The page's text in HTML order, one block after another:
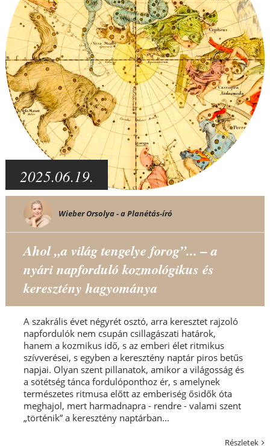
2025.06.19.
Wieber Orsolya - a Planétás-író
Ahol „a világ tengelye forog”... – a
nyári napforduló kozmológikus és
keresztény hagyománya
A szakrális évet négyrét osztó, arra keresztet rajzoló
napfordulók nem csupán csillagászati határok,
hanem a kozmikus idő, s az emberi élet ritmikus
szívverései, s egyben a keresztény naptár piros betűs
napjai. Olyan szent pillanatok, amikor a világosság és
a sötétség tánca fordulóponthoz ér, s amelynek
természetes ritmusa előtt az emberiség ősidők óta
meghajol, mert harmadnapra - rendre - valami szent
„történik” a keresztény naptárban...
Részletek